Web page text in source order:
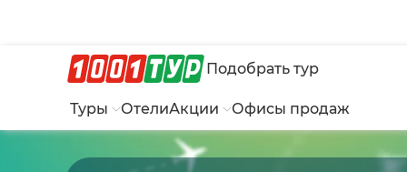
Подобрать тур
Туры ОтелиАкции Офисы продаж